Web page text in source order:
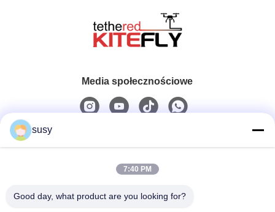
Media społecznościowe
0086-19952400441
susy
7:40 PM
Good day, what product are you looking for?